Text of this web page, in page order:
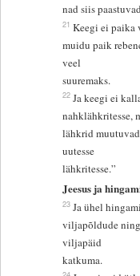
nad siis
21 Keegi ei paika
muidu paik
veel
suuremaks.
22 Ja keegi ei
nahklähkritesse,
lähkrid
uutesse
lähkritesse.”
Jeesus ja
23 Ja ühel
viljapõldude
viljapäid
katkuma.